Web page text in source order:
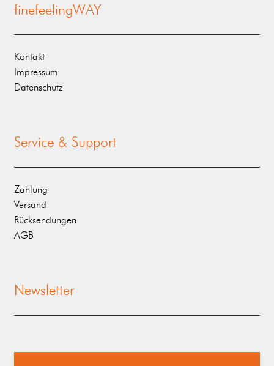
finefeelingWAY
Kontakt
Impressum
Datenschutz
Service & Support
Zahlung
Versand
Rücksendungen
AGB
Newsletter